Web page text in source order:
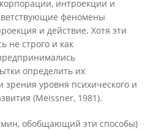
интроекции и
феномены
и действие. Хотя эти
не строго и как
определить их
зрения уровня психического и
(Meissner, 1981).
обобщающий эти способы)